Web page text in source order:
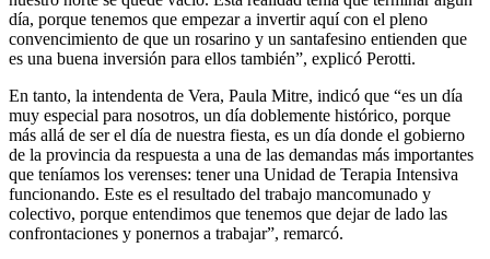
día, porque tenemos que empezar a invertir aquí con el pleno
convencimiento de que un rosarino y un santafesino entienden que
es una buena inversión para ellos también”, explicó Perotti.
En tanto, la intendenta de Vera, Paula Mitre, indicó que “es un día
muy especial para nosotros, un día doblemente histórico, porque
más allá de ser el día de nuestra fiesta, es un día donde el gobierno
de la provincia da respuesta a una de las demandas más importantes
que teníamos los verenses: tener una Unidad de Terapia Intensiva
funcionando. Este es el resultado del trabajo mancomunado y
colectivo, porque entendimos que tenemos que dejar de lado las
confrontaciones y ponernos a trabajar”, remarcó.